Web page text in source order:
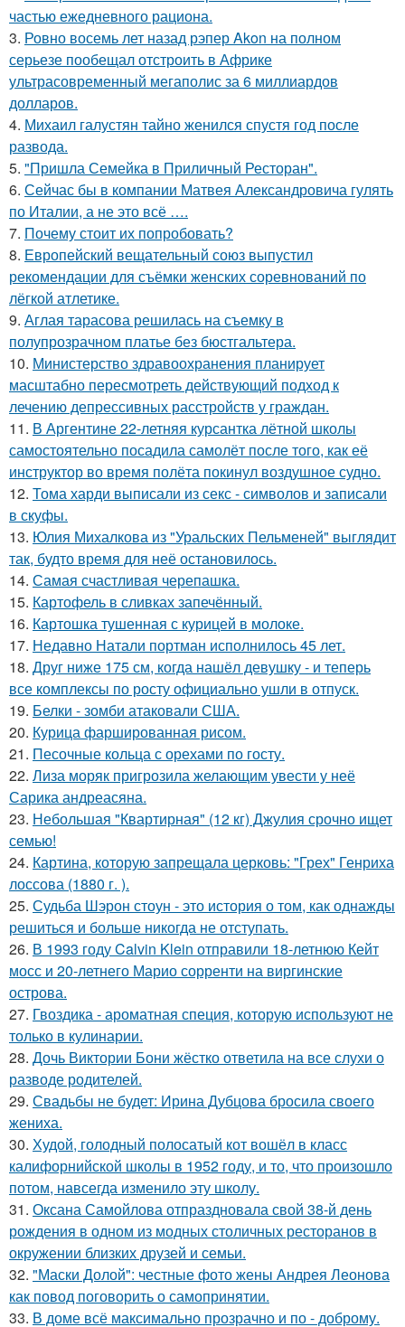
частью ежедневного рациона.
3. Ровно восемь лет назад рэпер Akon на полном
серьезе пообещал отстроить в Африке
ультрасовременный мегаполис за 6 миллиардов
долларов.
4. Михаил галустян тайно женился спустя год после
развода.
5. "Пришла Семейка в Приличный Ресторан".
6. Сейчас бы в компании Матвея Александровича гулять
по Италии, а не это всё ….
7. Почему стоит их попробовать?
8. Европейский вещательный союз выпустил
рекомендации для съёмки женских соревнований по
лёгкой атлетике.
9. Аглая тарасова решилась на съемку в
полупрозрачном платье без бюстгальтера.
10. Министерство здравоохранения планирует
масштабно пересмотреть действующий подход к
лечению депрессивных расстройств у граждан.
11. В Аргентине 22-летняя курсантка лётной школы
самостоятельно посадила самолёт после того, как её
инструктор во время полёта покинул воздушное судно.
12. Тома харди выписали из секс - символов и записали
в скуфы.
13. Юлия Михалкова из "Уральских Пельменей" выглядит
так, будто время для неё остановилось.
14. Самая счастливая черепашка.
15. Картофель в сливках запечённый.
16. Картошка тушенная с курицей в молоке.
17. Недавно Натали портман исполнилось 45 лет.
18. Друг ниже 175 см, когда нашёл девушку - и теперь
все комплексы по росту официально ушли в отпуск.
19. Белки - зомби атаковали США.
20. Курица фаршированная рисом.
21. Песочные кольца с орехами по госту.
22. Лиза моряк пригрозила желающим увести у неё
Сарика андреасяна.
23. Небольшая "Квартирная" (12 кг) Джулия срочно ищет
семью!
24. Картина, которую запрещала церковь: "Грех" Генриха
лоссова (1880 г. ).
25. Судьба Шэрон стоун - это история о том, как однажды
решиться и больше никогда не отступать.
26. В 1993 году Calvin Klein отправили 18-летнюю Кейт
мосс и 20-летнего Марио сорренти на виргинские
острова.
27. Гвоздика - ароматная специя, которую используют не
только в кулинарии.
28. Дочь Виктории Бони жёстко ответила на все слухи о
разводе родителей.
29. Свадьбы не будет: Ирина Дубцова бросила своего
жениха.
30. Худой, голодный полосатый кот вошёл в класс
калифорнийской школы в 1952 году, и то, что произошло
потом, навсегда изменило эту школу.
31. Оксана Самойлова отпраздновала свой 38-й день
рождения в одном из модных столичных ресторанов в
окружении близких друзей и семьи.
32. "Маски Долой": честные фото жены Андрея Леонова
как повод поговорить о самопринятии.
33. В доме всё максимально прозрачно и по - доброму.